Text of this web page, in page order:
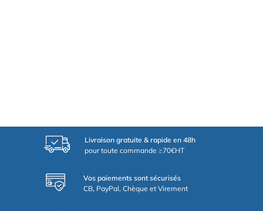
Livraison gratuite & rapide en 48h
pour toute commande ≥70€HT
Vos paiements sont sécurisés
CB, PayPal, Chèque et Virement